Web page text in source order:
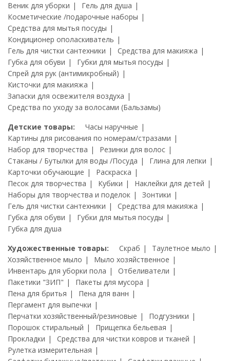
Веник для уборки
Гель для душа
Косметические /подарочные наборы
Средства для мытья посуды
Кондиционер ополаскиватель
Гель для чистки сантехники
Средства для макияжа
Губка для обуви
Губки для мытья посуды
Спрей для рук (антимикробный)
Кисточки для макияжа
Запаски для освежителя воздуха
Средства по уходу за волосами (Бальзамы)
Детские товары:
Часы наручные
Картины для рисования по номерам/стразами
Набор для творчества
Резинки для волос
Стаканы / Бутылки для воды /Посуда
Глина для лепки
Карточки обучающие
Раскраска
Песок для творчества
Кубики
Наклейки для детей
Наборы для творчества и поделок
Зонтики
Гель для чистки сантехники
Средства для макияжа
Губка для обуви
Губки для мытья посуды
Губка для душа
Художественные товары:
Скраб
Таулетное мыло
Хозяйственное мыло
Мыло хозяйственное
Инвентарь для уборки пола
Отбеливатели
Пакетики "ЗИП"
Пакеты для мусора
Пена для бритья
Пена для ванн
Пергамент для выпечки
Перчатки хозяйственный/резиновые
Подгузники
Порошок стиральный
Прищепка бельевая
Прокладки
Средства для чистки ковров и тканей
Рулетка измерительная